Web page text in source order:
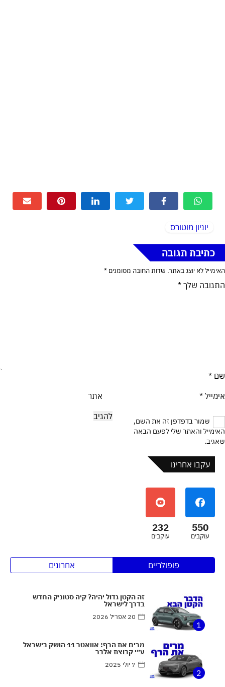
יוניון מוטורס
כתיבת תגובה
האימייל לא יוצג באתר. שדות החובה מסומנים *
התגובה שלך *
שם *
אימייל * אתר
שמור בדפדפן זה את השם,
האימייל והאתר שלי לפעם הבאה
שאגיב.
עקבו אחרינו
550
עוקבים
232
עוקבים
פופולריים אחרונים
1
זה הקטן גדול יהיה? קיה סטוניק החדש
בדרך לישראל
20 אפריל 2026
2
מרים את הרף: אוואטר 11 הושק בישראל
ע״י קבוצת אלבר
7 יולי 2025